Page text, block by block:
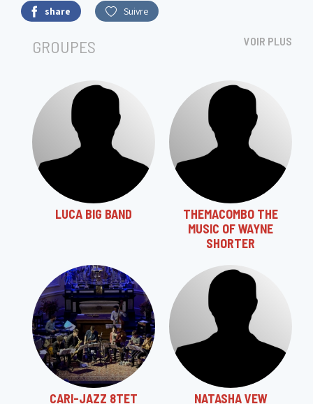
share Suivre
GROUPES VOIR PLUS
LUCA BIG BAND
THEMACOMBO THE
MUSIC OF WAYNE
SHORTER
CARI-JAZZ 8TET
NATASHA VEW